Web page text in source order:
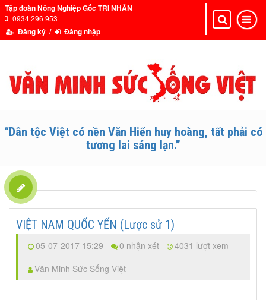
Tập đoàn Nông Nghiệp Gốc TRI NHÂN
0934 296 953
Đăng ký / Đăng nhập
Toggle
Toggle
navigation
“Dân tộc Việt có nền Văn Hiến huy hoàng, tất phải có
tương lai sáng lạn.”
VIỆT NAM QUỐC YẾN (Lược sử 1)
05-07-2017 15:29 0 nhận xét
4031 lượt xem
Văn Minh Sức Sống Việt